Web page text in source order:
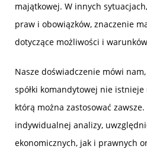
majątkowej. W innych
praw i obowiązków, znaczenie
dotyczące możliwości i
Nasze doświadczenie mówi
spółki komandytowej nie
którą można zastosować
indywidualnej analizy,
ekonomicznych, jak i prawnych